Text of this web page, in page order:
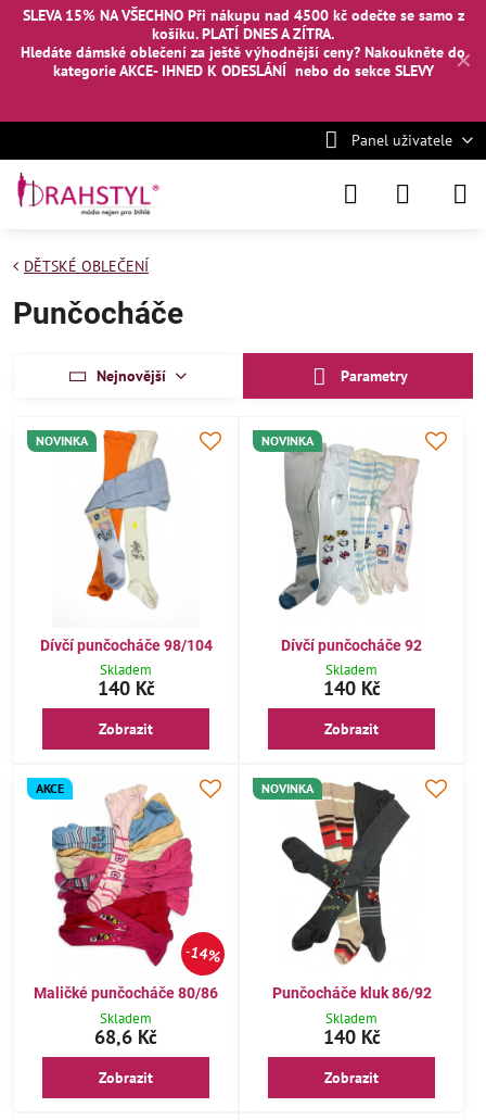
✕
SLEVA 15% NA VŠECHNO Při nákupu nad 4500 kč odečte se samo z
košíku. PLATÍ DNES A ZÍTRA.
Hledáte dámské oblečení za ještě výhodnější ceny? Nakoukněte do
kategorie AKCE- IHNED K ODESLÁNÍ nebo do sekce SLEVY
Panel uživatele
DĚTSKÉ OBLEČENÍ
Punčocháče
Nejnovější Parametry
NOVINKA
Dívčí punčocháče 98/104
Skladem
140 Kč
Zobrazit
NOVINKA
Dívčí punčocháče 92
Skladem
140 Kč
Zobrazit
14%
AKCE
Maličké punčocháče 80/86
Skladem
68,6 Kč
Zobrazit
NOVINKA
Punčocháče kluk 86/92
Skladem
140 Kč
Zobrazit